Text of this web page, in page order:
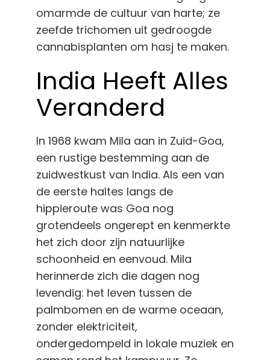
omarmde de cultuur van harte; ze
zeefde trichomen uit gedroogde
cannabisplanten om hasj te maken.
India Heeft Alles
Veranderd
In 1968 kwam Mila aan in Zuid-Goa,
een rustige bestemming aan de
zuidwestkust van India. Als een van
de eerste haltes langs de
hippieroute was Goa nog
grotendeels ongerept en kenmerkte
het zich door zijn natuurlijke
schoonheid en eenvoud. Mila
herinnerde zich die dagen nog
levendig: het leven tussen de
palmbomen en de warme oceaan,
zonder elektriciteit,
ondergedompeld in lokale muziek en